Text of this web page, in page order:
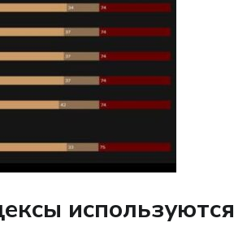
используются